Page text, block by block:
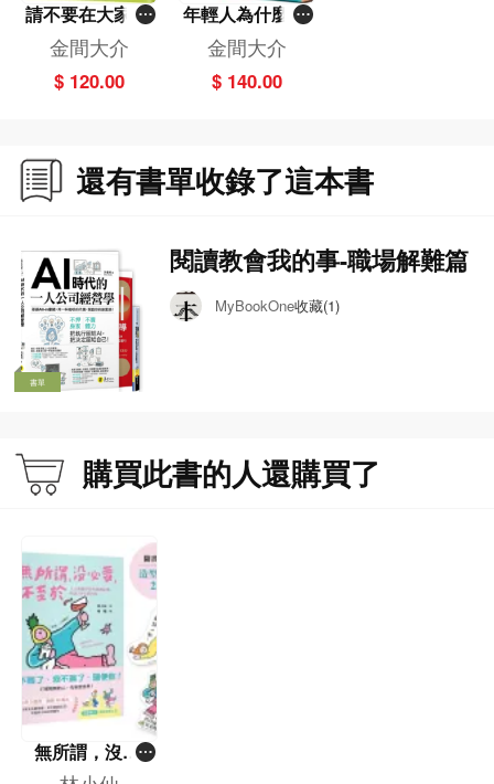
請不要在大家面
前稱讚我
金間大介
$ 120.00
年輕人為什麼安
靜離職？——停
止淺層對話、降
低內心攻防、提
強團隊
金間大介
$ 140.00
還有書單收錄了這本書
書單
閱讀教會我的事-職場解難篇
MyBookOne收藏(1)
購買此書的人還購買了
無所謂，沒必
要，不至於——